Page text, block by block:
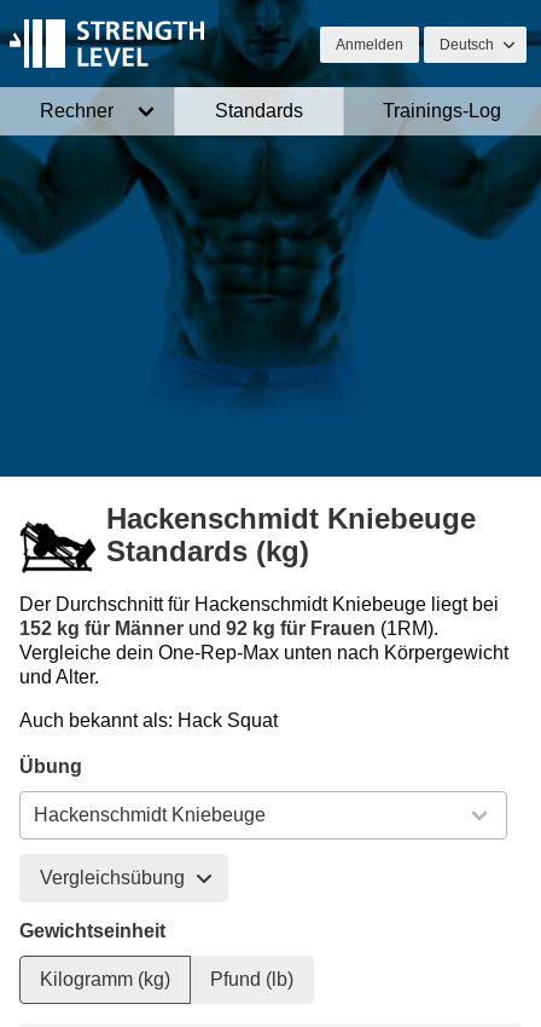
Anmelden Deutsch
Rechner Standards Trainings-Log
Hackenschmidt Kniebeuge
Standards (kg)
Der Durchschnitt für Hackenschmidt Kniebeuge liegt bei
152 kg für Männer und 92 kg für Frauen (1RM).
Vergleiche dein One-Rep-Max unten nach Körpergewicht
und Alter.
Auch bekannt als: Hack Squat
Übung
Vergleichsübung
Gewichtseinheit
Kilogramm (kg) Pfund (lb)